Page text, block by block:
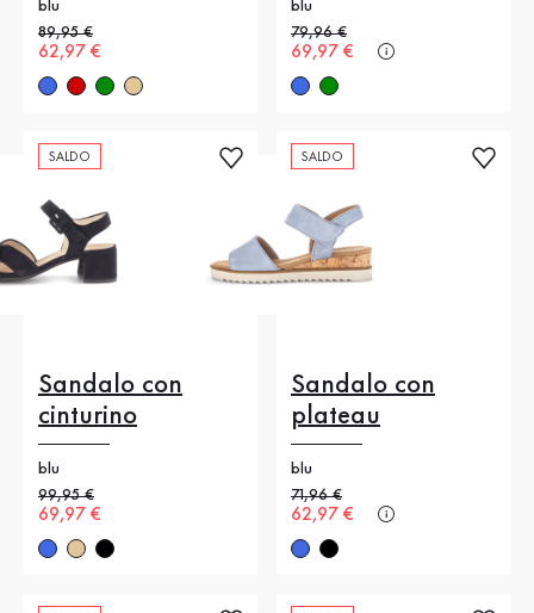
blu
Prezzo precedente
89,95 €
Nuovo prezzo
62,97 €
blu
Prezzo precedente
79,96 €
Nuovo prezzo
69,97 €
SALDO
Sandalo con
cinturino
blu
Prezzo precedente
99,95 €
Nuovo prezzo
69,97 €
SALDO
Sandalo con
plateau
blu
Prezzo precedente
71,96 €
Nuovo prezzo
62,97 €